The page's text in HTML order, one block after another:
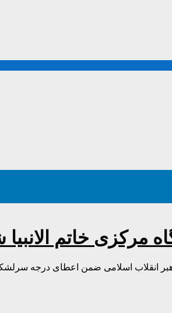
مرکزی خاتم الانبیا
انقلاب اسلامی ضمن اعطای درجه